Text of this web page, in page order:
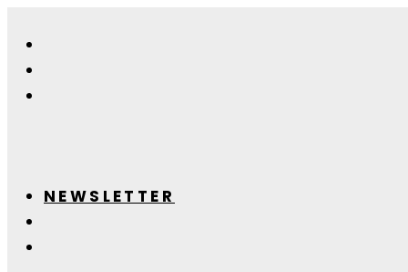
NEWSLETTER